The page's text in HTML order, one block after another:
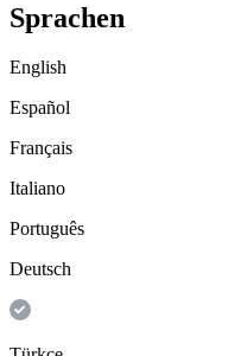
Sprachen
English
Español
Français
Italiano
Português
Deutsch